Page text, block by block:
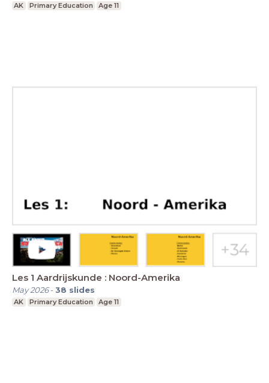
AK Primary Education Age 11
Les 1 Aardrijskunde : Noord-Amerika
May 2026-38 slides
AK Primary Education Age 11